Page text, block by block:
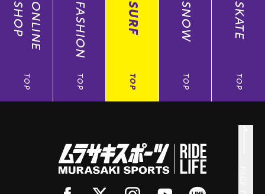
ONLINE
SHOP
TOP
FASHION
TOP
SURF
TOP
SNOW
TOP
SKATE
TOP